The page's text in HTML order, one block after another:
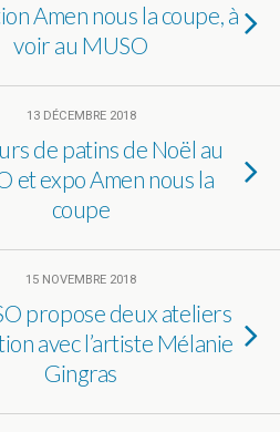
Amen nous la coupe, à
voir au MUSO
13 DÉCEMBRE 2018
de patins de Noël au
et expo Amen nous la
coupe
15 NOVEMBRE 2018
propose deux ateliers
avec l’artiste Mélanie
Gingras